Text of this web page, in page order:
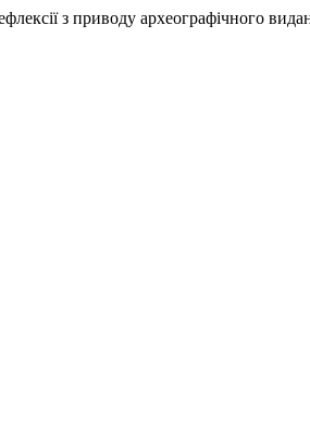
з приводу археографічного